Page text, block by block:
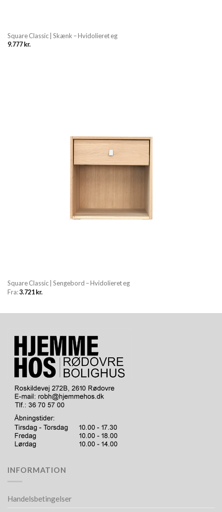
Square Classic | Skænk – Hvidolieret eg
9.777kr.
Square Classic | Sengebord – Hvidolieret eg
Fra:3.721kr.
INFORMATION
Handelsbetingelser